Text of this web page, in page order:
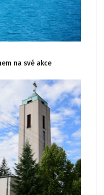
na své akce